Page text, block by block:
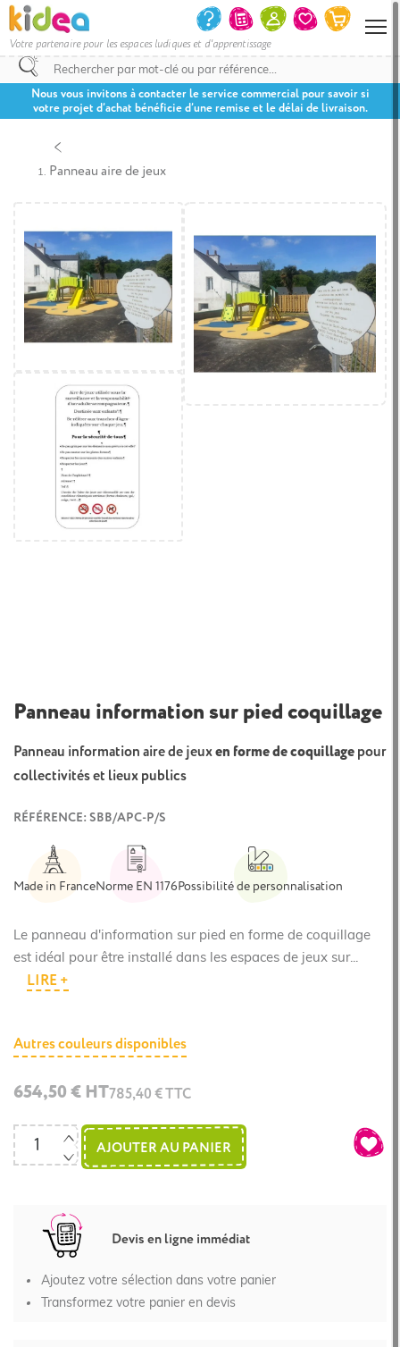
Votre partenaire pour les espaces ludiques et d'apprentissage
Nous vous invitons à contacter le service commercial pour savoir si
votre projet d’achat bénéficie d’une remise et le délai de livraison.
Panneau aire de jeux
Panneau information sur pied coquillage
Panneau information aire de jeuxen forme de coquillage pour
collectivités et lieux publics
RÉFÉRENCE: SBB/APC-P/S
Made in FranceNorme EN 1176Possibilité de personnalisation
Le panneau d'information sur pied en forme de coquillage
est idéal pour être installé dans les espaces de jeux sur...
LIRE +
Autres couleurs disponibles
654,50 € HT785,40 € TTC
AJOUTER AU PANIER
Devis en ligne immédiat
Ajoutez votre sélection dans votre panier
Transformez votre panier en devis